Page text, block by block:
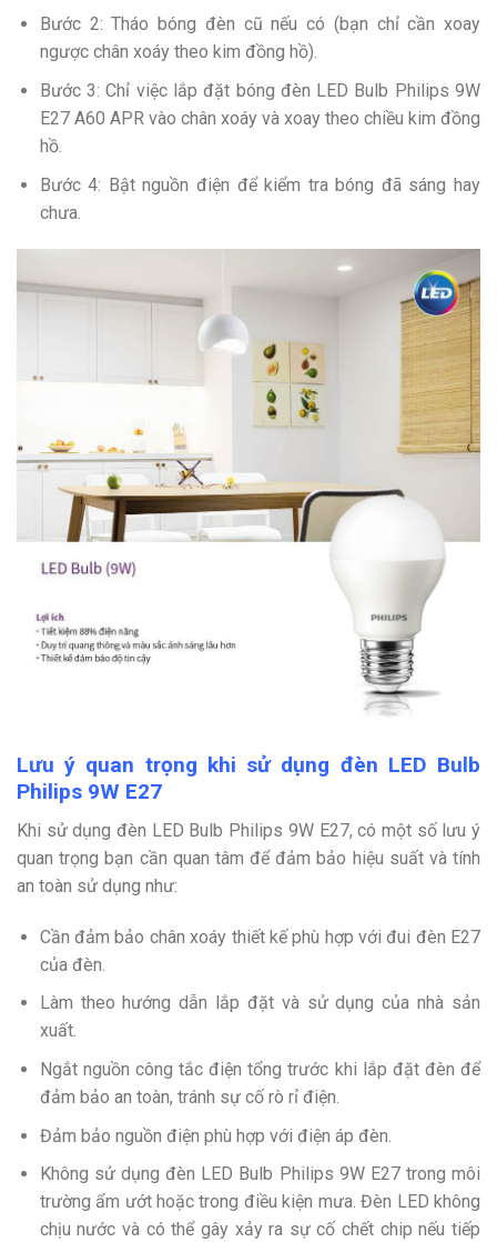
Bước 2: Tháo bóng đèn cũ nếu có (bạn chỉ cần xoay
ngược chân xoáy theo kim đồng hồ).
Bước 3: Chỉ việc lắp đặt bóng đèn LED Bulb Philips 9W
E27 A60 APR vào chân xoáy và xoay theo chiều kim đồng
hồ.
Bước 4: Bật nguồn điện để kiểm tra bóng đã sáng hay
chưa.
Lưu ý quan trọng khi sử dụng đèn LED Bulb
Philips 9W E27
Khi sử dụng đèn LED Bulb Philips 9W E27, có một số lưu ý
quan trọng bạn cần quan tâm để đảm bảo hiệu suất và tính
an toàn sử dụng như:
Cần đảm bảo chân xoáy thiết kế phù hợp với đui đèn E27
của đèn.
Làm theo hướng dẫn lắp đặt và sử dụng của nhà sản
xuất.
Ngắt nguồn công tắc điện tổng trước khi lắp đặt đèn để
đảm bảo an toàn, tránh sự cố rò rỉ điện.
Đảm bảo nguồn điện phù hợp với điện áp đèn.
Không sử dụng đèn LED Bulb Philips 9W E27 trong môi
trường ẩm ướt hoặc trong điều kiện mưa. Đèn LED không
chịu nước và có thể gây xảy ra sự cố chết chip nếu tiếp